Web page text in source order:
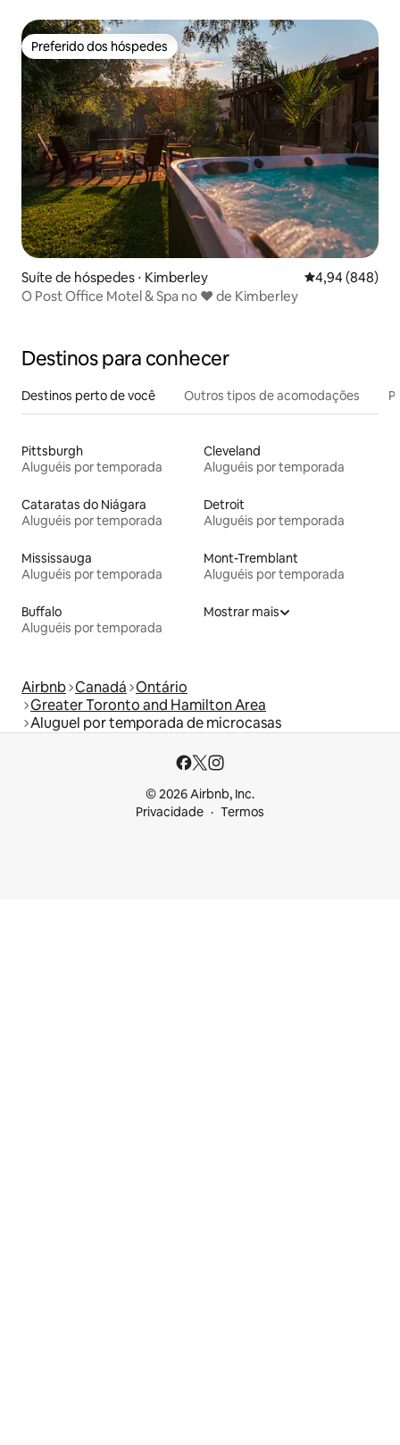
Preferido dos hóspedes
Preferido dos hóspedes
Suíte de hóspedes ⋅ Kimberley 4,94 de uma
4,94 (848)
O Post Office Motel & Spa no ❤️ de Kimberley
Destinos para conhecer
Destinos perto de você Outros tipos de acomodações
Pittsburgh
Aluguéis por temporada
Cleveland
Aluguéis por temporada
Cataratas do Niágara
Aluguéis por temporada
Detroit
Aluguéis por temporada
Mississauga
Aluguéis por temporada
Mont-Tremblant
Aluguéis por temporada
Buffalo
Aluguéis por temporada
Mostrar mais
Airbnb Canadá Ontário
Greater Toronto and Hamilton Area
Aluguel por temporada de microcasas
© 2026 Airbnb, Inc.
Privacidade
Termos